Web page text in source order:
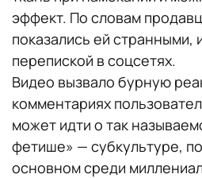
эффект. По словам
показались ей странными,
перепиской в соцсетях.
Видео вызвало бурную
комментариях
может идти о так
фетише» — субкультуре,
основном среди